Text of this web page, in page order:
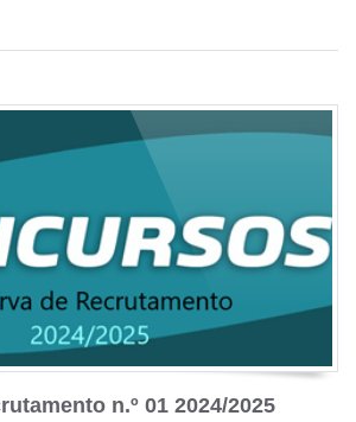
n.º 01 2024/2025